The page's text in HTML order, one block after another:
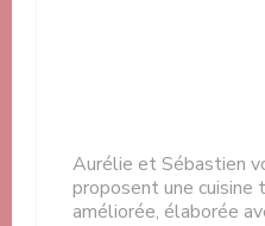
Aurélie et Sébastien
proposent une cuisine
améliorée, élaborée